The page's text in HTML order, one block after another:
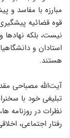
مبارزه با مفاسد و
قوه قضائیه
نیست، بلکه نهادها
استادان و
هستند.
آیت‌الله مصباحی
تبلیغی خود با
نظرات در روزنامه
رفتار اجتماعی،